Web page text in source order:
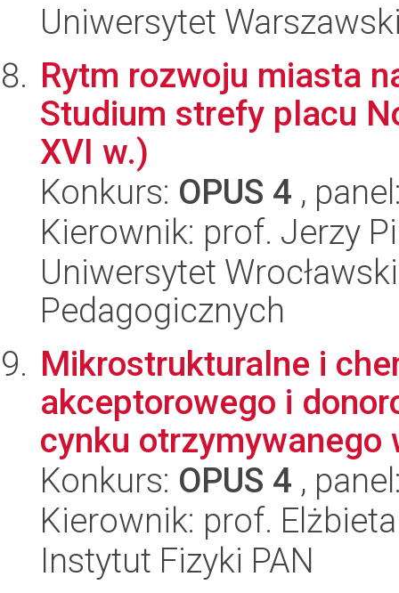
Uniwersytet
Rytm rozwoju miasta
Studium strefy placu
XVI w.)
Konkurs: OPUS 4 ,
Kierownik: prof. Jerzy
Uniwersytet
Pedagogicznych
Mikrostrukturalne i
akceptorowego i
cynku otrzymywanego
Konkurs: OPUS 4 ,
Kierownik: prof.
Instytut Fizyki PAN